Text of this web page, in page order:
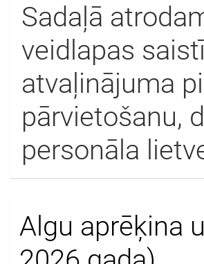
Sadaļā
veidlapas
atvaļinājuma
pārvietošanu,
personāla
Algu aprēķina